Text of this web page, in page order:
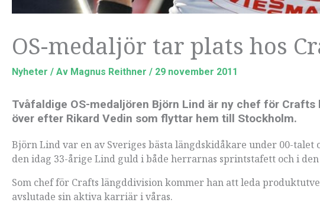
OS-medaljör tar plats hos
Nyheter / Av Magnus Reithner / 29 november 2011
Tvåfaldige OS-medaljören Björn Lind är ny chef för
över efter Rikard Vedin som flyttar hem till Stockholm.
Björn Lind var en av Sveriges bästa längdskidåkare under 00-
den idag 33-årige Lind guld i både herrarnas sprintstafett och i
Som chef för Crafts längddivision kommer han att leda
avslutade sin aktiva karriär i våras.